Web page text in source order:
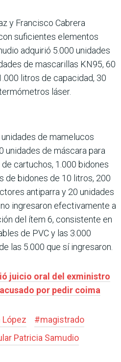
y Francisco Cabrera
suficientes elementos
adquirió 5.000 unidades
de mascarillas KN95, 60
litros de capacidad, 30
láser.
de mamelucos
unidades de máscara para
cartuchos, 1.000 bidones
de bidones de 10 litros, 200
antiparra y 20 unidades
ingresaron efectivamente a
del ítem 6, consistente en
de PVC y las 3.000
las 5.000 que sí ingresaron.
juicio oral del exministro
por pedir coima
López #magistrado
Patricia Samudio